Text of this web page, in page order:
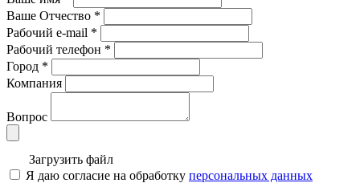
Ваше Отчество *
Рабочий e-mail *
Рабочий телефон *
Город *
Компания
Вопрос
Загрузить файл
Я даю согласие на обработку персональных данных